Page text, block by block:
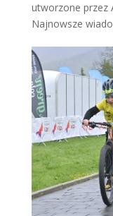
utworzone przez
Najnowsze